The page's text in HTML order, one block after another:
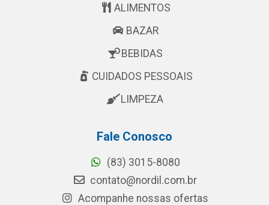
ALIMENTOS
BAZAR
BEBIDAS
CUIDADOS PESSOAIS
LIMPEZA
Fale Conosco
(83) 3015-8080
contato@nordil.com.br
Acompanhe nossas ofertas